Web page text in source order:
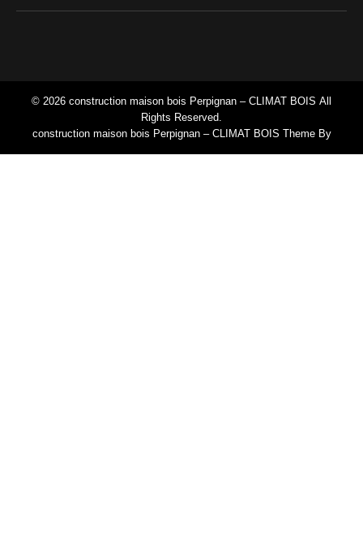
© 2026 construction maison bois Perpignan – CLIMAT BOIS All
Rights Reserved.
construction maison bois Perpignan – CLIMAT BOIS Theme By